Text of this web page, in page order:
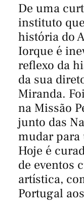
De uma
instituto
história do
Iorque é
reflexo da
da sua
Miranda.
na Missão
junto das
mudar para
Hoje é
de eventos
artística,
Portugal